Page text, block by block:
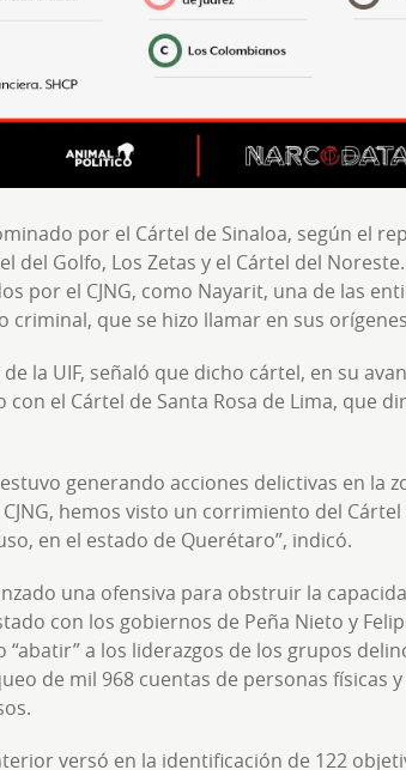
por el Cártel de Sinaloa, según el
del Golfo, Los Zetas y el Cártel del
por el CJNG, como Nayarit, una de las
que se hizo llamar en sus orígenes
la UIF, señaló que dicho cártel, en su
el Cártel de Santa Rosa de Lima, que
generando acciones delictivas en la
hemos visto un corrimiento del Cártel
en el estado de Querétaro”, indicó.
una ofensiva para obstruir la
con los gobiernos de Peña Nieto y
a los liderazgos de los grupos
de mil 968 cuentas de personas físicas
versó en la identificación de 122